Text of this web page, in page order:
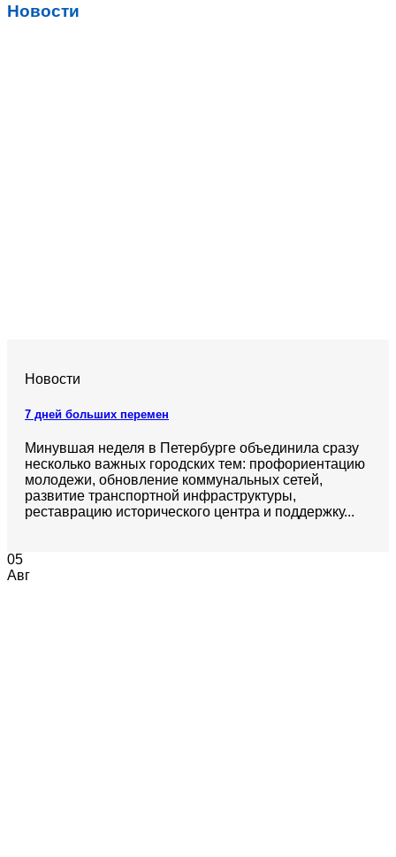
Новости
Новости
7 дней больших перемен
Минувшая неделя в Петербурге объединила сразу
несколько важных городских тем: профориентацию
молодежи, обновление коммунальных сетей,
развитие транспортной инфраструктуры,
реставрацию исторического центра и поддержку...
05
Авг